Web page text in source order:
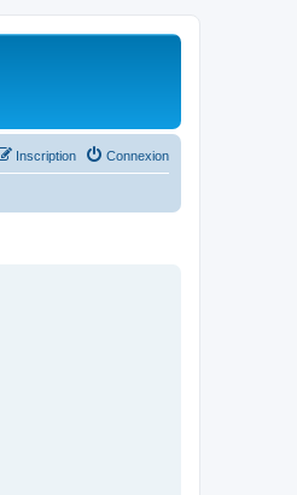
Connexion
Inscription